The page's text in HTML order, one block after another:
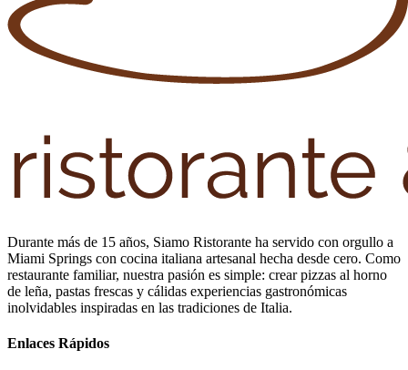
Durante más de 15 años, Siamo Ristorante ha servido con orgullo a
Miami Springs con cocina italiana artesanal hecha desde cero. Como
restaurante familiar, nuestra pasión es simple: crear pizzas al horno
de leña, pastas frescas y cálidas experiencias gastronómicas
inolvidables inspiradas en las tradiciones de Italia.
Enlaces Rápidos